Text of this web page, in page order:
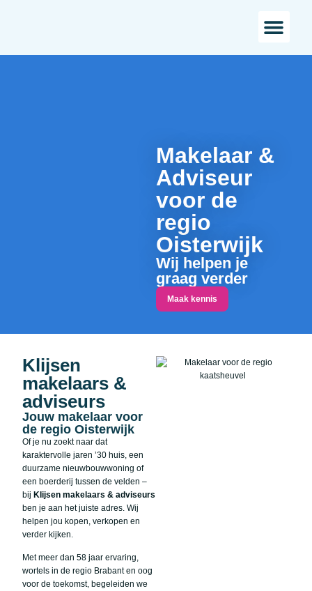
Makelaar &
Adviseur
voor de
regio
Oisterwijk
Wij helpen je
graag verder
Maak kennis
Klijsen
makelaars &
adviseurs
Jouw makelaar voor
de regio Oisterwijk
Of je nu zoekt naar dat
karaktervolle jaren ’30 huis, een
duurzame nieuwbouwwoning of
een boerderij tussen de velden –
bij Klijsen makelaars & adviseurs
ben je aan het juiste adres. Wij
helpen jou kopen, verkopen en
verder kijken.
Met meer dan 58 jaar ervaring,
wortels in de regio Brabant en oog
voor de toekomst, begeleiden we